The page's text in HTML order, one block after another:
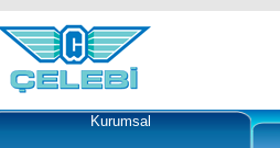
Kurumsal